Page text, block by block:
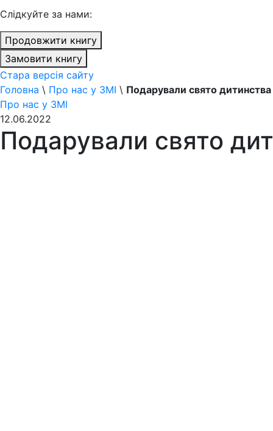
Cлідкуйте за нами:
Продовжити книгу
Замовити книгу
Стара версія сайту
Головна \ Про нас у ЗМІ \ Подарували свято дитинства
Про нас у ЗМІ
12.06.2022
Подарували свято